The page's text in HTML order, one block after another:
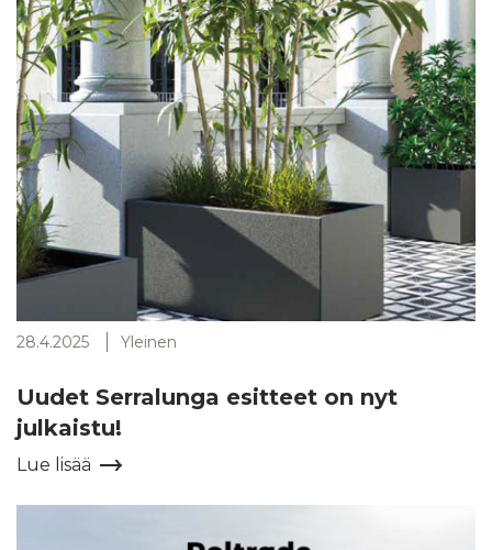
28.4.2025 Yleinen
Uudet Serralunga esitteet on nyt
julkaistu!
Lue lisää